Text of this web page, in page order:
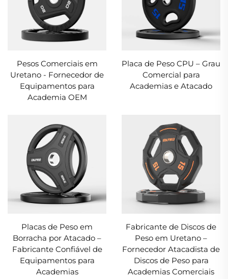
Pesos Comerciais em
Uretano - Fornecedor de
Equipamentos para
Academia OEM
Placa de Peso CPU – Grau
Comercial para
Academias e Atacado
Placas de Peso em
Borracha por Atacado –
Fabricante Confiável de
Equipamentos para
Academias
Fabricante de Discos de
Peso em Uretano –
Fornecedor Atacadista de
Discos de Peso para
Academias Comerciais